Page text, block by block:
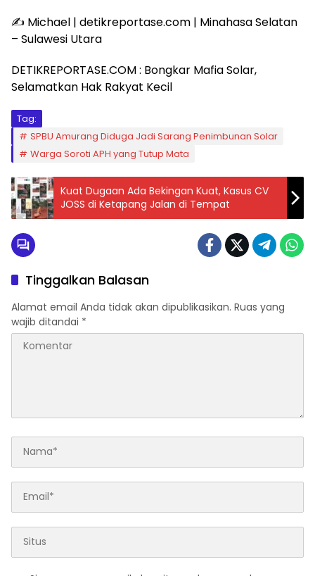
✍️ Michael | detikreportase.com | Minahasa Selatan
– Sulawesi Utara
DETIKREPORTASE.COM : Bongkar Mafia Solar,
Selamatkan Hak Rakyat Kecil
Tag:
SPBU Amurang Diduga Jadi Sarang Penimbunan Solar
Warga Soroti APH yang Tutup Mata
Kuat Dugaan Ada Bekingan Kuat, Kasus CV
JOSS di Ketapang Jalan di Tempat
Tinggalkan Balasan
Alamat email Anda tidak akan dipublikasikan. Ruas yang
wajib ditandai *